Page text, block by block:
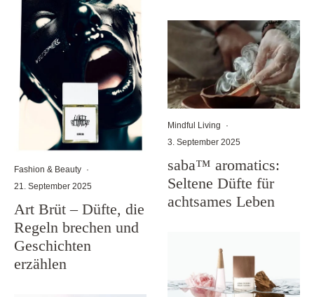
Fashion & Beauty ·
21. September 2025
Art Brüt – Düfte, die
Regeln brechen und
Geschichten
erzählen
Mindful Living
·
3. September 2025
saba™ aromatics:
Seltene Düfte für
achtsames Leben